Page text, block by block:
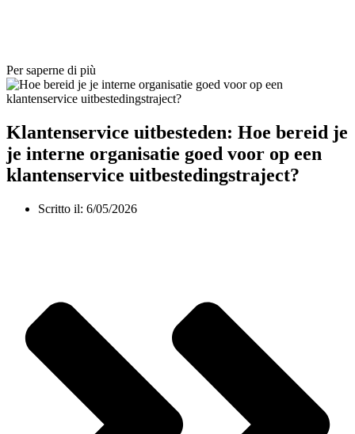
Per saperne di più
Klantenservice uitbesteden: Hoe bereid je
je interne organisatie goed voor op een
klantenservice uitbestedingstraject?
Scritto il: 6/05/2026